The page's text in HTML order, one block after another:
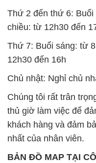
Thứ 2 đến thứ 6:
chiều: từ 12h30 đến
Thứ 7: Buổi sáng: từ
12h30 đến 16h
Chủ nhật: Nghỉ chủ
Chúng tôi rất trân
thủ giờ làm việc để
khách hàng và đảm
nhất của nhân viên.
BẢN ĐỒ MAP TẠI